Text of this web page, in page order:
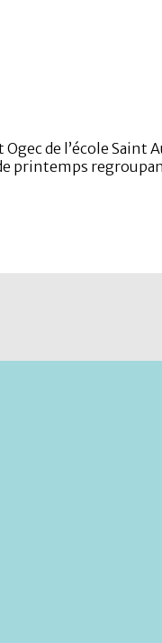
de l’école Saint
printemps